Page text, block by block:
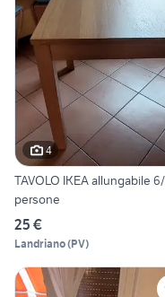
4
TAVOLO IKEA allungabile 6/10
persone
25 €
Landriano(PV)